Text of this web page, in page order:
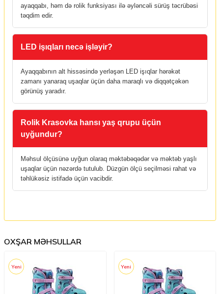
ayaqqabı, həm də rolik funksiyası ilə əyləncəli sürüş təcrübəsi
təqdim edir.
LED işıqları necə işləyir?
Ayaqqabının alt hissəsində yerləşən LED işıqlar hərəkət
zamanı yanaraq uşaqlar üçün daha maraqlı və diqqətçəkən
görünüş yaradır.
Rolik Krasovka hansı yaş qrupu üçün
uyğundur?
Məhsul ölçüsünə uyğun olaraq məktəbəqədər və məktəb yaşlı
uşaqlar üçün nəzərdə tutulub. Düzgün ölçü seçilməsi rahat və
təhlükəsiz istifadə üçün vacibdir.
OXŞAR MƏHSULLAR
Yeni Yeni